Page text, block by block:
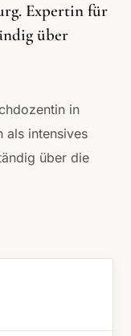
Expertin für
über
in
als intensives
über die